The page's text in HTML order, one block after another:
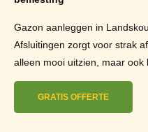
Gazon aanleggen in
Afsluitingen zorgt voor strak
alleen mooi uitzien, maar ook
GRATIS OFFERTE